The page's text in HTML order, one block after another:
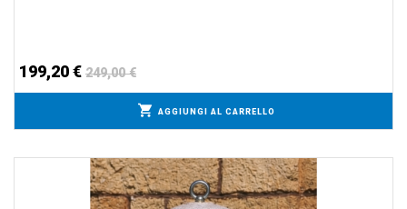
199,20 € 249,00 €
AGGIUNGI AL CARRELLO